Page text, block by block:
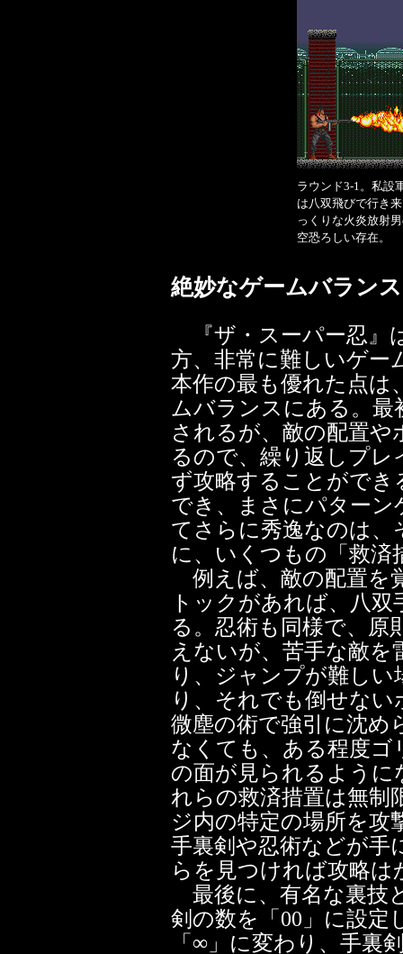
ラウンド3-1。私設
は八双飛びで行き
っくりな火炎放射
空恐ろしい存在。
絶妙なゲームバランス
『ザ・スーパー忍』
方、非常に難しいゲー
本作の最も優れた点は
ムバランスにある。
されるが、敵の配置
るので、繰り返しプ
ず攻略することがで
でき、まさにパター
てさらに秀逸なのは
に、いくつもの「救済
例えば、敵の配置を
トックがあれば、八
る。忍術も同様で、原
えないが、苦手な敵を
り、ジャンプが難し
り、それでも倒せな
微塵の術で強引に沈め
なくても、ある程度ゴ
の面が見られるよう
れらの救済措置は無制
ジ内の特定の場所を攻
手裏剣や忍術などが手
らを見つければ攻略
最後に、有名な裏技
剣の数を「00」に設定
「∞」に変わり、手裏